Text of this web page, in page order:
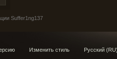
Suffer1ng137
Изменить стиль Русский